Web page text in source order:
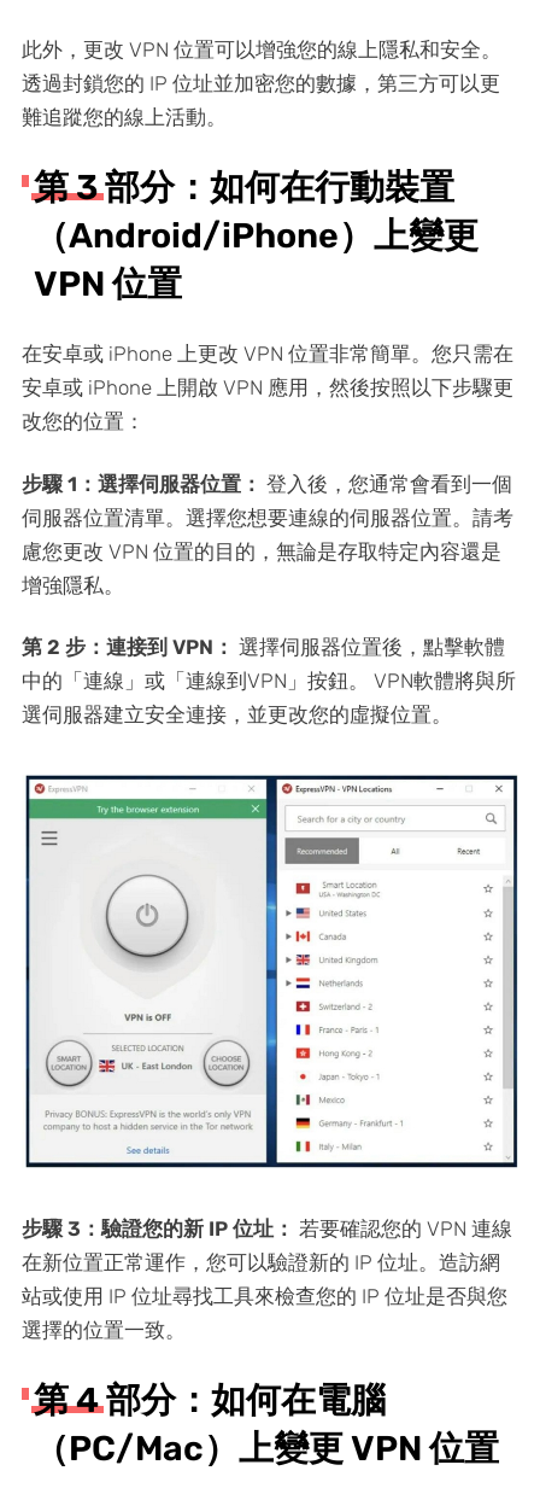
此外，更改 VPN 位置可以增強您的線上隱私和安全。
透過封鎖您的 IP 位址並加密您的數據，第三方可以更
難追蹤您的線上活動。
第 3 部分：如何在行動裝置
（Android/iPhone）上變更
VPN 位置
在安卓或 iPhone 上更改 VPN 位置非常簡單。您只需在
安卓或 iPhone 上開啟 VPN 應用，然後按照以下步驟更
改您的位置：
步驟 1：選擇伺服器位置： 登入後，您通常會看到一個
伺服器位置清單。選擇您想要連線的伺服器位置。請考
慮您更改 VPN 位置的目的，無論是存取特定內容還是
增強隱私。
第 2 步：連接到 VPN： 選擇伺服器位置後，點擊軟體
中的「連線」或「連線到VPN」按鈕。 VPN軟體將與所
選伺服器建立安全連接，並更改您的虛擬位置。
步驟 3：驗證您的新 IP 位址： 若要確認您的 VPN 連線
在新位置正常運作，您可以驗證新的 IP 位址。造訪網
站或使用 IP 位址尋找工具來檢查您的 IP 位址是否與您
選擇的位置一致。
第 4 部分：如何在電腦
（PC/Mac）上變更 VPN 位置